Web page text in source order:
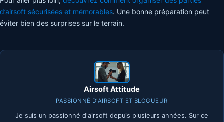
d’airsoft sécurisées et mémorables. Une bonne préparation peut
éviter bien des surprises sur le terrain.
Airsoft Attitude
PASSIONNÉ D'AIRSOFT ET BLOGUEUR
Je suis un passionné d'airsoft depuis plusieurs années. Sur ce